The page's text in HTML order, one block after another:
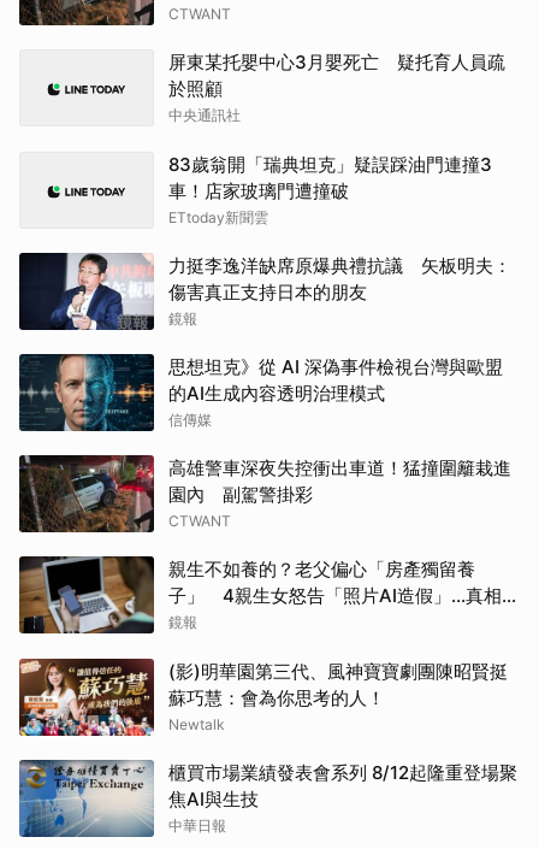
CTWANT
屏東某托嬰中心3月嬰死亡 疑托育人員疏
於照顧
中央通訊社
83歲翁開「瑞典坦克」疑誤踩油門連撞3
車！店家玻璃門遭撞破
ETtoday新聞雲
力挺李逸洋缺席原爆典禮抗議 矢板明夫：
傷害真正支持日本的朋友
鏡報
思想坦克》從 AI 深偽事件檢視台灣與歐盟
的AI生成內容透明治理模式
信傳媒
高雄警車深夜失控衝出車道！猛撞圍籬栽進
園內 副駕警掛彩
CTWANT
親生不如養的？老父偏心「房產獨留養
子」 4親生女怒告「照片AI造假」...真相超
鼻酸
鏡報
(影)明華園第三代、風神寶寶劇團陳昭賢挺
蘇巧慧：會為你思考的人！
Newtalk
櫃買市場業績發表會系列 8/12起隆重登場聚
焦AI與生技
中華日報